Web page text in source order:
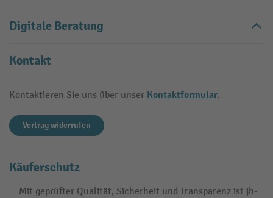
Digitale Beratung
Kontakt
Kontaktieren Sie uns über unser Kontaktformular.
Vertrag widerrufen
Käuferschutz
Mit geprüfter Qualität, Sicherheit und Transparenz ist jh-